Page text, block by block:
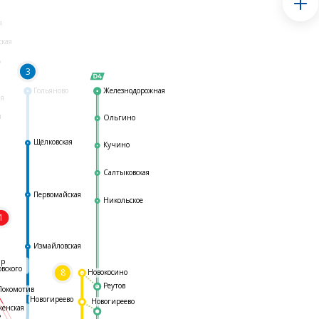
Гольяново
3
8
Железнодорожная
Ольгино
Кучино
Салтыковская
Никольское
Реутов
Измайловская
Первомайская
Щёлковская
Новогиреево
Новогиреево
Новокосино